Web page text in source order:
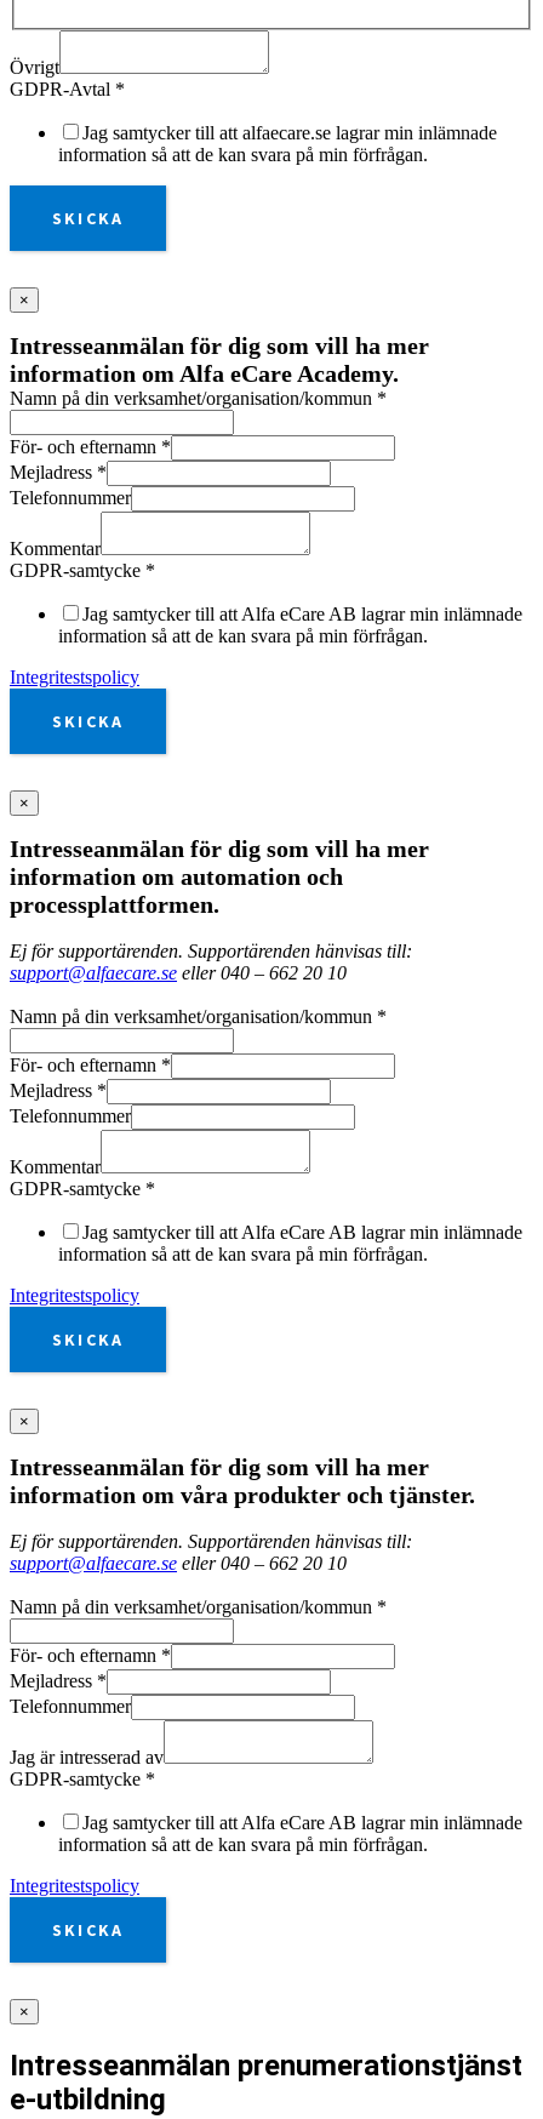
Övrigt
GDPR-Avtal *
Jag samtycker till att alfaecare.se lagrar min inlämnade
information så att de kan svara på min förfrågan.
SKICKA
×
Intresseanmälan för dig som vill ha mer
information om Alfa eCare Academy.
Namn på din verksamhet/organisation/kommun *
För- och efternamn *
Mejladress *
Telefonnummer
Kommentar
GDPR-samtycke *
Jag samtycker till att Alfa eCare AB lagrar min inlämnade
information så att de kan svara på min förfrågan.
Integritestspolicy
SKICKA
×
Intresseanmälan för dig som vill ha mer
information om automation och
processplattformen.
Ej för supportärenden. Supportärenden hänvisas till:
support@alfaecare.se eller 040 – 662 20 10
Namn på din verksamhet/organisation/kommun *
För- och efternamn *
Mejladress *
Telefonnummer
Kommentar
GDPR-samtycke *
Jag samtycker till att Alfa eCare AB lagrar min inlämnade
information så att de kan svara på min förfrågan.
Integritestspolicy
SKICKA
×
Intresseanmälan för dig som vill ha mer
information om våra produkter och tjänster.
Ej för supportärenden. Supportärenden hänvisas till:
support@alfaecare.se eller 040 – 662 20 10
Namn på din verksamhet/organisation/kommun *
För- och efternamn *
Mejladress *
Telefonnummer
Jag är intresserad av
GDPR-samtycke *
Jag samtycker till att Alfa eCare AB lagrar min inlämnade
information så att de kan svara på min förfrågan.
Integritestspolicy
SKICKA
×
Intresseanmälan prenumerationstjänst
e-utbildning